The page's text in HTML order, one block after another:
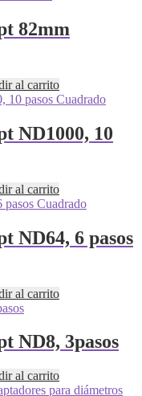
82mm
al carrito
ND1000, 10
al carrito
ND64, 6 pasos
al carrito
ND8, 3pasos
al carrito